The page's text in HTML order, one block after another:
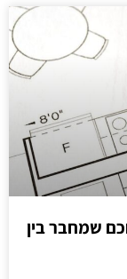
שמחבר בין